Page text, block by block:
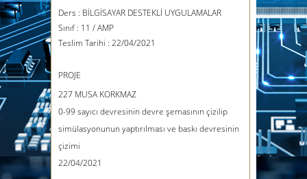
Ders : BİLGİSAYAR DESTEKLİ UYGULAMALAR
Sınıf : 11 / AMP
Teslim Tarihi : 22/04/2021
PROJE
227 MUSA KORKMAZ
0-99 sayıcı devresinin devre şemasının çizilip
simülasyonunun yaptırılması ve baskı devresinin
çizimi
22/04/2021